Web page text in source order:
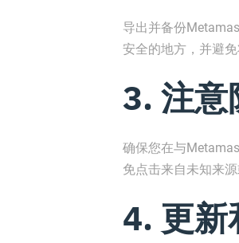
导出并备份
安全的地方，并避
3. 注意
确保您在与
免点击来自未知来
4. 更新